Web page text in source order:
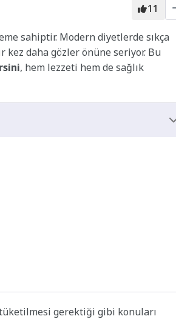
11
sahiptir. Modern diyetlerde sıkça
daha gözler önüne seriyor. Bu
, hem lezzeti hem de sağlık
gerektiği gibi konuları